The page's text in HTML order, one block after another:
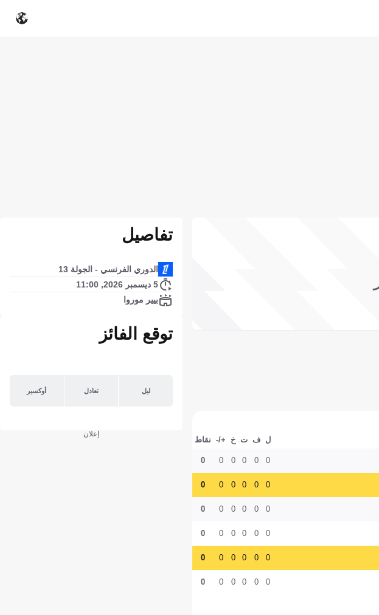
ل ف ت خ +/- نقاط
0
0
0
0
0
0
0
0
0
0
0
0
0
0
0
0
0
0
0
0
0
0
0
0
0
0
0
0
0
0
0
0
0
0
0
0
تفاصيل
الدوري الفرنسي - الجولة 13
5 ديسمبر 2026, 11:00
بيير موروا
توقع الفائز
ليل تعادل أوكسير
إعلان